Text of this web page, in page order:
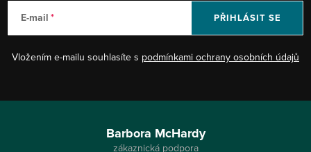
E-mail
Vložením e-mailu souhlasíte s podmínkami ochrany osobních údajů
PŘIHLÁSIT SE
Barbora McHardy